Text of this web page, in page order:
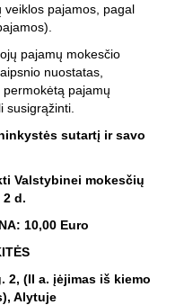
veiklos pajamos, pagal
pajamų mokesčio
nuostatas,
pajamų
susigrąžinti.
sutartį ir savo
Valstybinei mokesčių
d.
10,00 Euro
2, (II a. įėjimas iš kiemo
Alytuje